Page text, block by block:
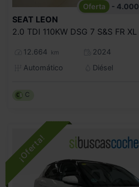
- 4.000
SEAT LEON
2.0 TDI 110KW DSG 7 S&S FR XL
12.664 km
2024
Automático
Diésel
C